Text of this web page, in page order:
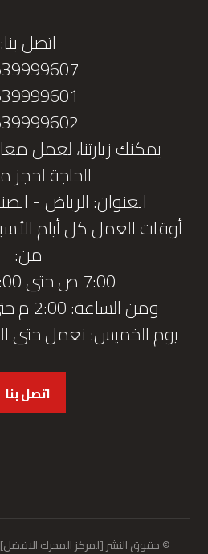
اتصل بنا:
يمكنك زيارتنا، لعمل
الحاجة
العنوان: الرياض -
أوقات العمل كل أيام
من:
7:00 ص حتى 12:00 ظهراً
ومن الساعة: 2:00 م حتى 7:00 مساءاً.
يوم الخميس: نعمل حتى الساعة
اتصل بنا
© حقوق النشر [لمركز المحرك